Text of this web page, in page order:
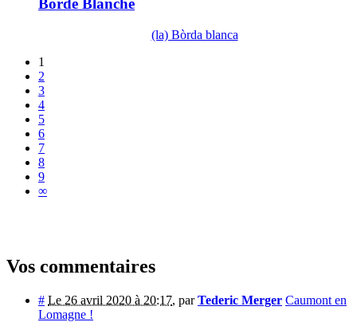
Borde Blanche
(la) Bòrda blanca
1
2
3
4
5
6
7
8
9
∞
Vos commentaires
# Le 26 avril 2020 à 20:17, parTederic Merger Caumont en
Lomagne !